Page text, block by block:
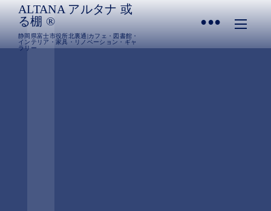
ALTANA アルタナ 或
る棚 ®︎
静岡県富士市役所北裏通|カフェ・図書館・
インテリア・家具・リノベーション・ギャ
ラリー
•